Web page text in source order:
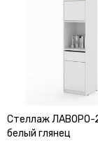
Стеллаж ЛАВОРО-
белый глянец